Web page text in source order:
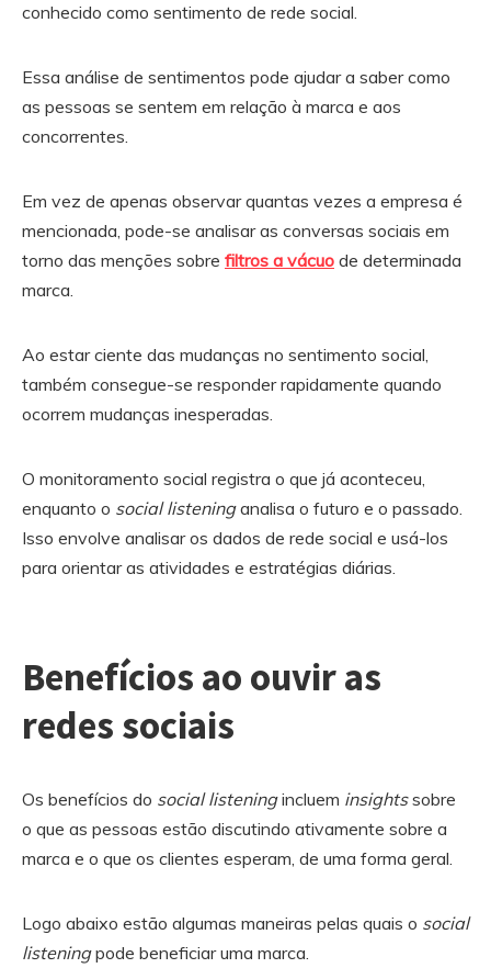
conhecido como sentimento de rede social.
Essa análise de sentimentos pode ajudar a saber como
as pessoas se sentem em relação à marca e aos
concorrentes.
Em vez de apenas observar quantas vezes a empresa é
mencionada, pode-se analisar as conversas sociais em
torno das menções sobre filtros a vácuo de determinada
marca.
Ao estar ciente das mudanças no sentimento social,
também consegue-se responder rapidamente quando
ocorrem mudanças inesperadas.
O monitoramento social registra o que já aconteceu,
enquanto o social listeninganalisa o futuro e o passado.
Isso envolve analisar os dados de rede social e usá-los
para orientar as atividades e estratégias diárias.
Benefícios ao ouvir as
redes sociais
Os benefícios do social listeningincluem insightssobre
o que as pessoas estão discutindo ativamente sobre a
marca e o que os clientes esperam, de uma forma geral.
Logo abaixo estão algumas maneiras pelas quais o social
listeningpode beneficiar uma marca.